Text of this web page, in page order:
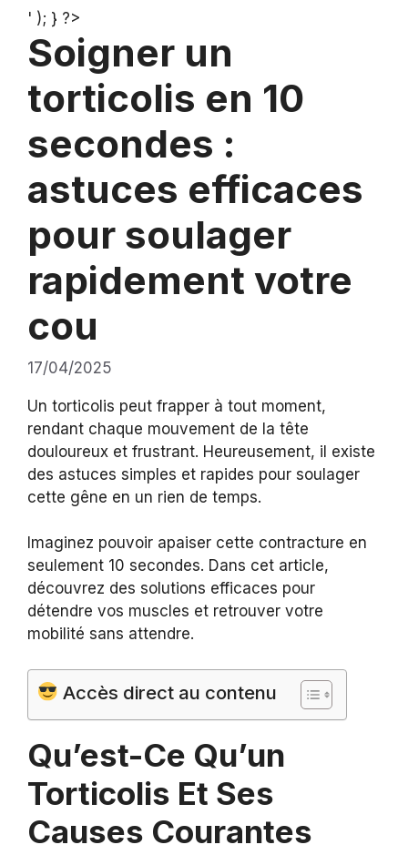
' ); } ?>
Soigner un
torticolis en 10
secondes :
astuces efficaces
pour soulager
rapidement votre
cou
17/04/2025
Un torticolis peut frapper à tout moment,
rendant chaque mouvement de la tête
douloureux et frustrant. Heureusement, il existe
des astuces simples et rapides pour soulager
cette gêne en un rien de temps.
Imaginez pouvoir apaiser cette contracture en
seulement 10 secondes. Dans cet article,
découvrez des solutions efficaces pour
détendre vos muscles et retrouver votre
mobilité sans attendre.
Accès direct au contenu
Qu’est-Ce Qu’un
Torticolis Et Ses
Causes Courantes